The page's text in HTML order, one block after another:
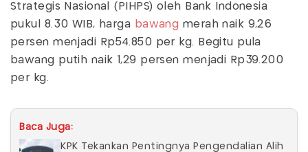
Strategis Nasional (PIHPS) oleh Bank Indonesia
pukul 8.30 WIB, harga bawang merah naik 9,26
persen menjadi Rp54.850 per kg. Begitu pula
bawang putih naik 1,29 persen menjadi Rp39.200
per kg.
Baca Juga:
KPK Tekankan Pentingnya Pengendalian Alih